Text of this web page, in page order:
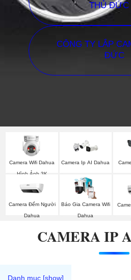
THỦ ĐỨC
CÔNG TY LẮP
ĐỨC
Camera Wifi Dahua
Hình Ảnh 3K
Camera Ip AI Dahua
Camera Đếm Người
Dahua
Báo Gia Camera Wifi
Dahua
CAMERA IP